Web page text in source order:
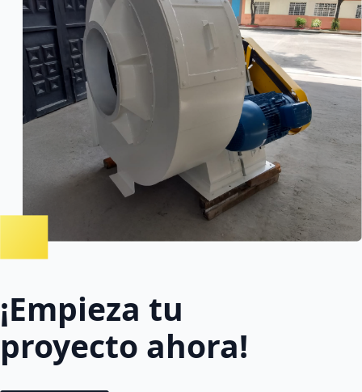
¡Empieza tu
proyecto ahora!